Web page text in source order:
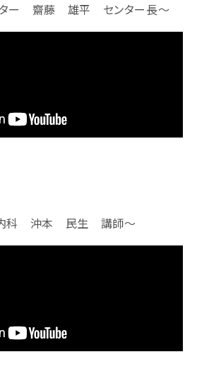
ター 齋藤 雄平 センター長～
内科 沖本 民生 講師～